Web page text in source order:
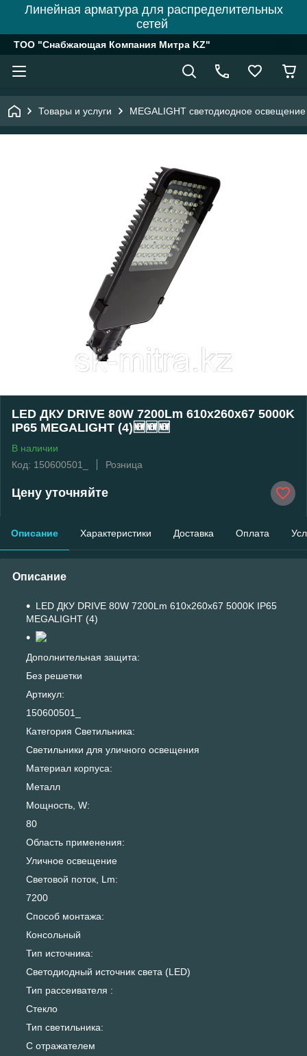
Линейная арматура для распределительных
сетей
ТОО "Снабжающая Компания Митра KZ"
Товары и услуги MEGALIGHT светодиодное освещение
LED ДКУ DRIVE 80W 7200Lm 610x260x67 5000K
IP65 MEGALIGHT (4)🆕🆕🆕
В наличии
Код: 150600501_
Розница
Цену уточняйте
Описание Характеристики Доставка Оплата
Описание
LED ДКУ DRIVE 80W 7200Lm 610x260x67 5000K IP65
MEGALIGHT (4)
Дополнительная защита:
Без решетки
Артикул:
150600501_
Категория Светильника:
Светильники для уличного освещения
Материал корпуса:
Металл
Мощность, W:
80
Область применения:
Уличное освещение
Световой поток, Lm:
7200
Способ монтажа:
Консольный
Тип источника:
Светодиодный источник света (LED)
Тип рассеивателя :
Стекло
Тип светильника:
С отражателем